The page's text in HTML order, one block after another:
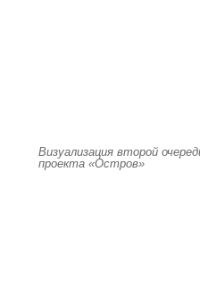
Визуализация второй
проекта «Остров»